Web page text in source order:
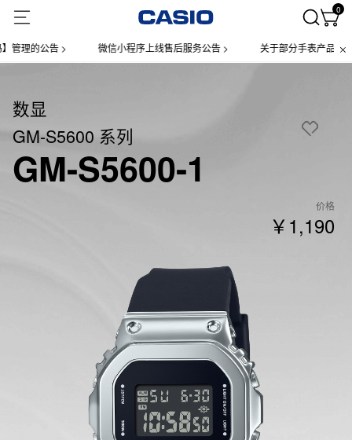
0
的公告 > 微信小程序上线售后服务公告 > 关于部分手表产品实施【
数显
GM-S5600 系列
GM-S5600-1
价格
￥1,190